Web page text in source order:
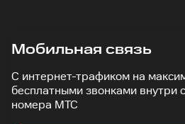
Мобильная связь
С интернет-трафиком на
бесплатными звонками внутри
номера МТС